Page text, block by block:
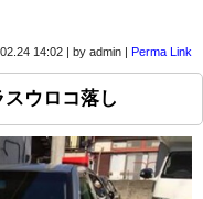
14:02 | by admin | Perma Link
ウロコ落し